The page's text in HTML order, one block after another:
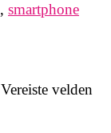
, smartphone
Vereiste velden